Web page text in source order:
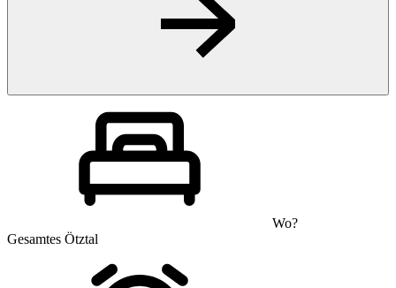
Wo?
Gesamtes Ötztal